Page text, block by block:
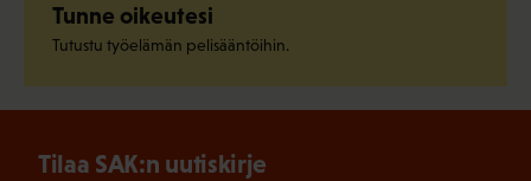
Tunne oikeutesi
Tutustu työelämän pelisääntöihin.
Tilaa SAK:n uutiskirje